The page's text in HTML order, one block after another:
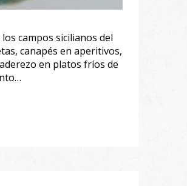
campos sicilianos del
canapés en aperitivos,
en platos fríos de